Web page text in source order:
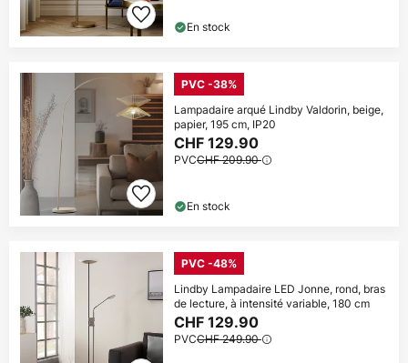
En stock
PVC -38%
Lampadaire arqué Lindby Valdorin, beige,
papier, 195 cm, IP20
CHF 129.90
PVCCHF 209.90
En stock
PVC -48%
Lindby Lampadaire LED Jonne, rond, bras
de lecture, à intensité variable, 180 cm
CHF 129.90
PVCCHF 249.90